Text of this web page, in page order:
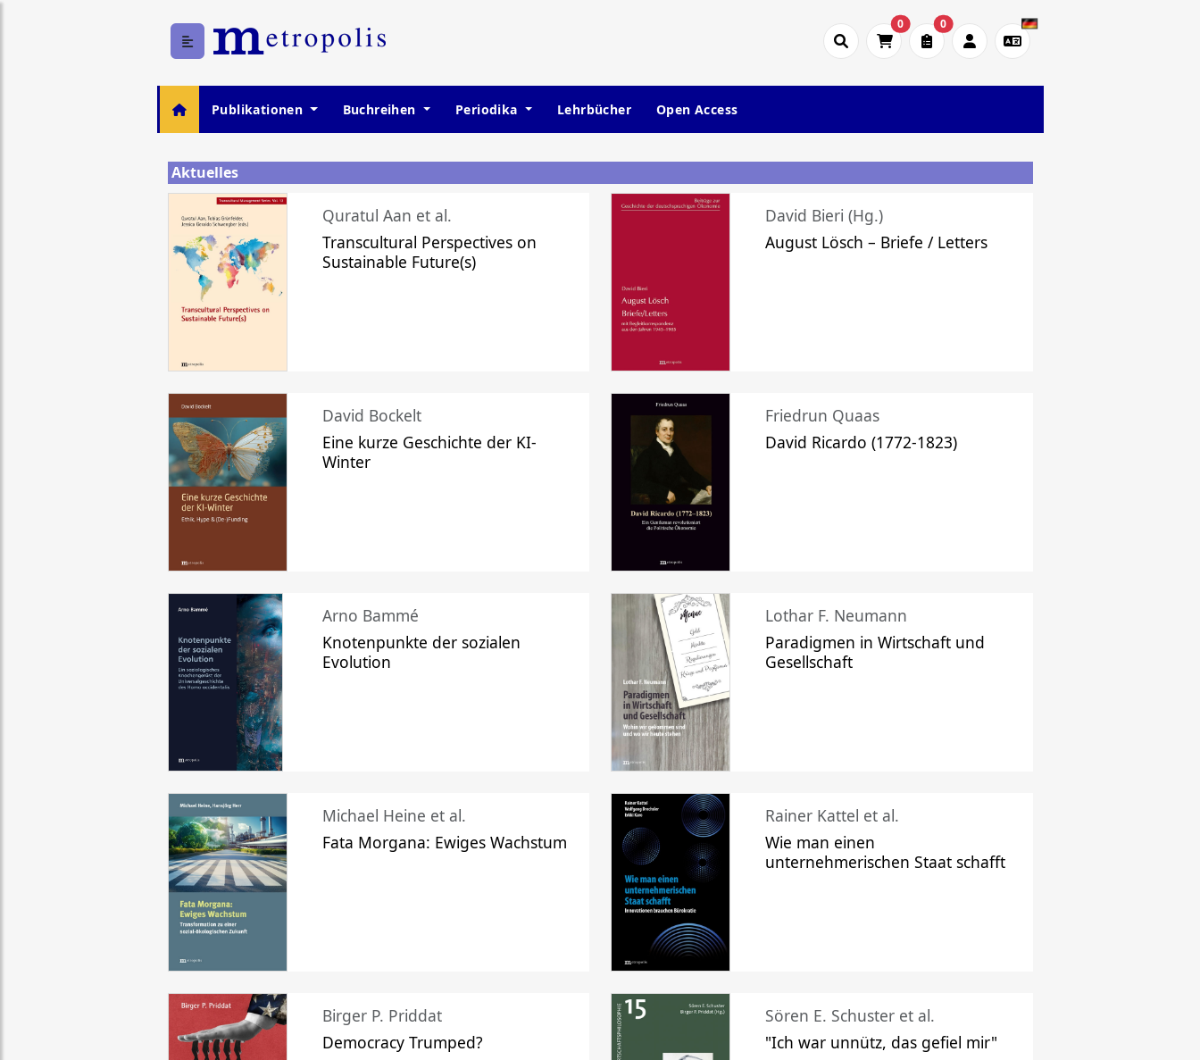
0 0
Publikationen Buchreihen Periodika Lehrbücher Open Access
Aktuelles
Quratul Aan et al.
Transcultural Perspectives on
Sustainable Future(s)
David Bieri (Hg.)
August Lösch – Briefe / Letters
David Bockelt
Eine kurze Geschichte der KI-
Winter
Friedrun Quaas
David Ricardo (1772-1823)
Arno Bammé
Knotenpunkte der sozialen
Evolution
Lothar F. Neumann
Paradigmen in Wirtschaft und
Gesellschaft
Michael Heine et al.
Fata Morgana: Ewiges Wachstum
Rainer Kattel et al.
Wie man einen
unternehmerischen Staat schafft
Birger P. Priddat
Democracy Trumped?
Sören E. Schuster et al.
"Ich war unnütz, das gefiel mir"